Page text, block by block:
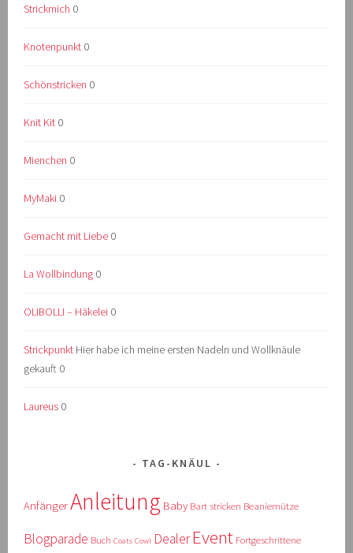
Strickmich 0
Knotenpunkt 0
Schönstricken 0
Knit Kit 0
Mienchen 0
MyMaki 0
Gemacht mit Liebe 0
La Wollbindung 0
OLIBOLLI – Häkelei 0
Strickpunkt Hier habe ich meine ersten Nadeln und Wollknäule
gekauft 0
Laureus 0
TAG-KNÄUL
AnfängerAnleitung Baby Bart stricken Beaniemütze
Blogparade Buch Coats Cowl DealerEvent Fortgeschrittene